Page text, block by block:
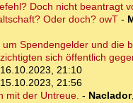
Doch nicht beantragt
Oder doch? owT -
Spendengelder und die
sich öffentlich
16.10.2023, 21:10
15.10.2023, 21:56
mit der Untreue. - Naclador,